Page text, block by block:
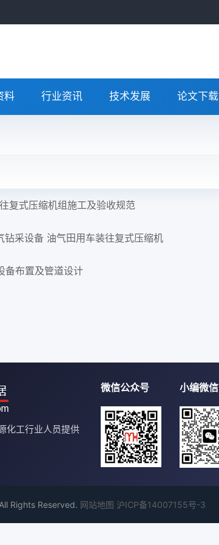
料 行业资讯 技术发展 论文下载
复式压缩机组施工及验收规范
采设备 油气田用车装往复式压缩机
备布置及管道设计
化工行业人员提供
微信公众号 小编微信
Rights Reserved. 网站地图 沪ICP备14007155号-3